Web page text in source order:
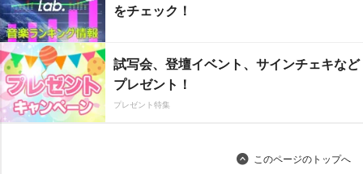
をチェック！
試写会、登壇イベント、サインチェキなど
プレゼント！
プレゼント特集
このページのトップへ